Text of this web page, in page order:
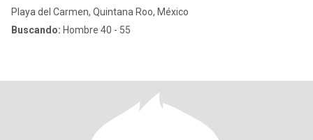
Playa del Carmen, Quintana Roo, México
Buscando: Hombre 40 - 55